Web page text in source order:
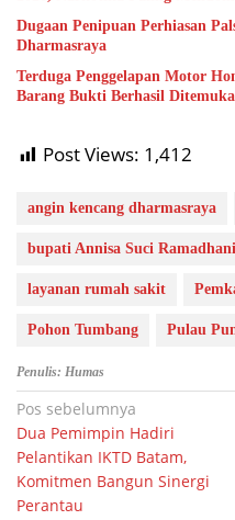
Dugaan Penipuan Perhiasan
Dharmasraya
Terduga Penggelapan Motor
Barang Bukti Berhasil
Post Views: 1,412
angin kencang dharmasraya
bupati Annisa Suci Ramadhani
layanan rumah sakit
Pohon Tumbang Pulau
Penulis: Humas
Navigasi
pos
Pos sebelumnya
Dua Pemimpin Hadiri
Pelantikan IKTD Batam,
Komitmen Bangun Sinergi
Perantau